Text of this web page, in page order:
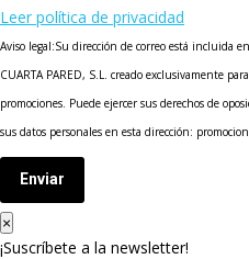
Leer política de privacidad
Aviso legal:Su dirección de correo está incluida
CUARTA PARED, S.L. creado exclusivamente
promociones. Puede ejercer sus derechos de
sus datos personales en esta dirección:
Enviar
×
¡Suscríbete a la newsletter!